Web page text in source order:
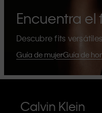
Encuentra
Descubre fits
Guía de mujerGuía de
Calvin Klein